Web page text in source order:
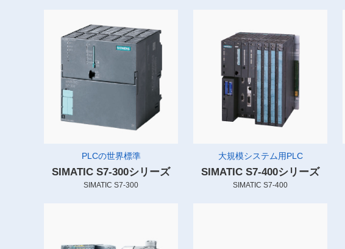
PLCの世界標準
SIMATIC S7-300シリーズ
SIMATIC S7-300
大規模システム用PLC
SIMATIC S7-400シリーズ
SIMATIC S7-400